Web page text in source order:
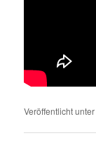
Veröffentlicht unter